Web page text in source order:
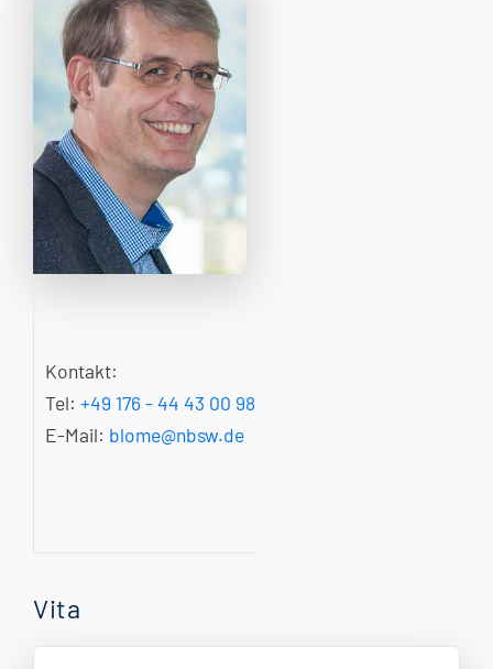
Kontakt:
Tel: +49 176 - 44 43 00 98
E-Mail: blome@nbsw.de
Vita